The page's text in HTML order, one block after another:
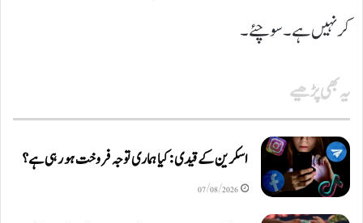
کر نہیں ہے۔ سوچئے۔
یہ بھی پڑھیے
اسکرین کے قیدی: کیا ہماری توجہ فروخت ہو رہی ہے؟
07/08/2026